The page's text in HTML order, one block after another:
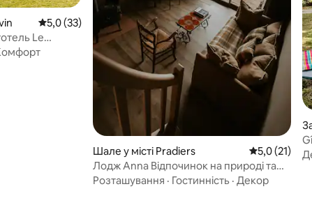
Середня оцінка: 5,0 з 5, відгуки: 33
5,0 (33)
Le
Шале у місті Pradiers Середня
5,0 (21)
Лодж Anna Відпочинок на природі та
нордична лазня – Канталь
Розташування · Гостинність · Декор